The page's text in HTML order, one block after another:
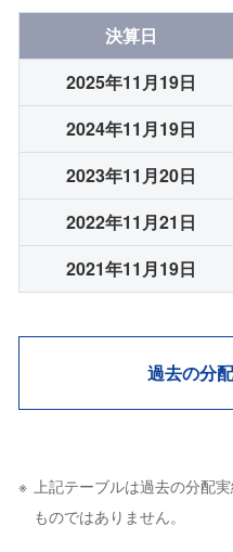
決算日
2025年11月19日
2024年11月19日
2023年11月20日
2022年11月21日
2021年11月19日
過去の分
上記テーブルは過去の分配
ものではありません。